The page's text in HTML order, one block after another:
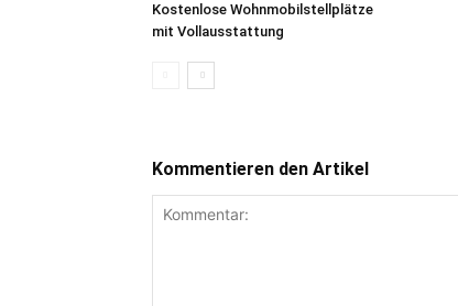
Kostenlose Wohnmobilstellplätze
mit Vollausstattung
Kommentieren den Artikel